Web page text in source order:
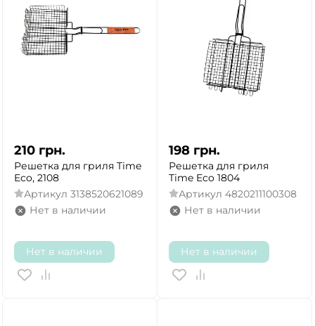
210 грн.
Решетка для гриля Time
Eco, 2108
Артикул 3138520621089
Нет в наличии
Нет в наличии
198 грн.
Решетка для гриля
Time Eco 1804
Артикул 4820211100308
Нет в наличии
Нет в наличии